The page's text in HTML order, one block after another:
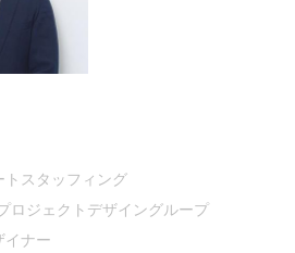
スタッフィング
ロジェクトデザイングループ
イナー